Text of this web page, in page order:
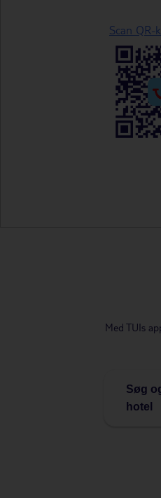
Scan
Med TUIs
Søg
hotel